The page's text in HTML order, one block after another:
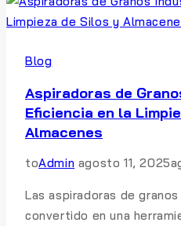
Blog
Aspiradoras de
Eficiencia en la
Almacenes
toAdmin agosto 11, 2025
Las aspiradoras de
convertido en una